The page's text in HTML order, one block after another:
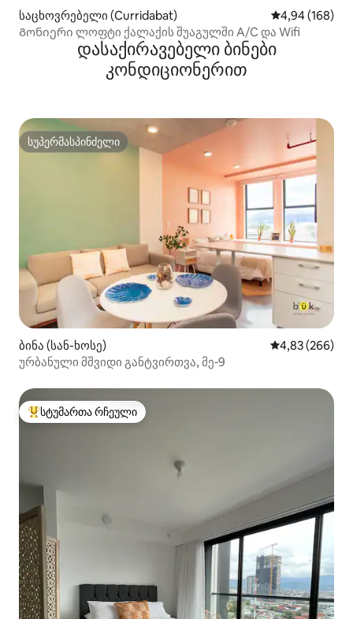
საცხოვრებელი (Curridabat) საშუალო
4,94 (168)
Გონიერი ლოფტი ქალაქის შუაგულში A/C და Wifi
დასაქირავებელი ბინები
კონდიციონერით
სუპერმასპინძელი
სუპერმასპინძელი
ბინა (სან-ხოსე) საშუალო
4,83 (266)
ურბანული მშვიდი განტვირთვა, მე‑9
სტუმართა რჩეული მოწინავე ვარიანტი
სტუმართა რჩეული